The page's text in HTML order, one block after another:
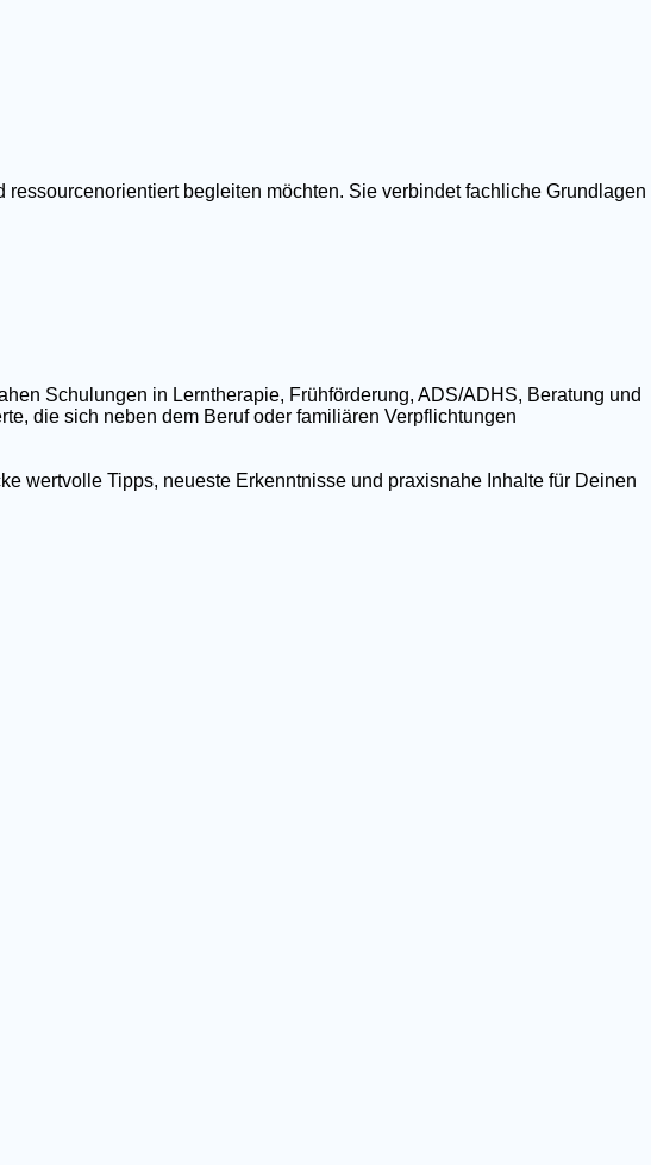
begleiten möchten. Sie verbindet fachliche Grundlagen
Schulungen in Lerntherapie, Frühförderung, ADS/ADHS, Beratung und
die sich neben dem Beruf oder familiären Verpflichtungen
wertvolle Tipps, neueste Erkenntnisse und praxisnahe Inhalte für Deinen